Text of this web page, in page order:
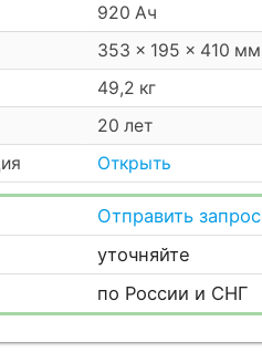
920 Ач
353 × 195 × 410 мм
49,2 кг
20 лет
Открыть
Отправить запрос
уточняйте
по России и СНГ